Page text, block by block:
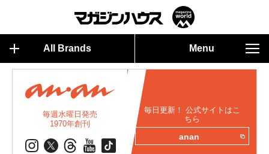
All Brands Menu
毎週水曜日発売
1970年創刊
毎日更新！ 公式サイトはこ
ちら
anan